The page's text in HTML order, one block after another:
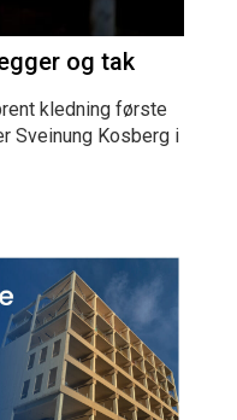
og tak
kledning første
Sveinung Kosberg i